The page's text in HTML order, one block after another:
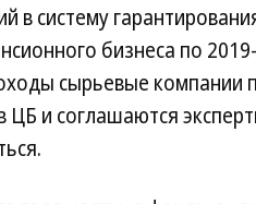
в систему
бизнеса по
сырьевые компании
ЦБ и соглашаются